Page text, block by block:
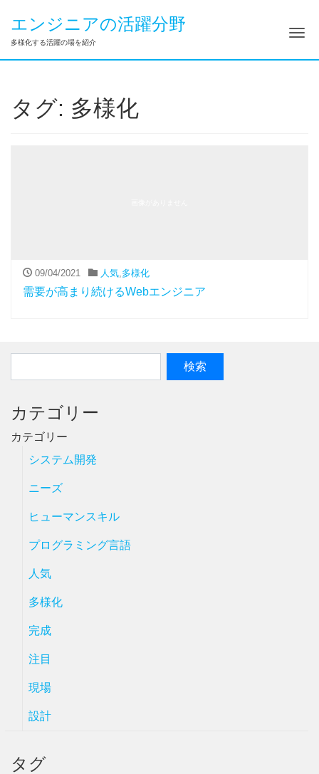
エンジニアの活躍分野
多様化する活躍の場を紹介 ナ
タグ: 多様化
09/04/2021 人気,多様化
需要が高まり続けるWebエンジニア
カテゴリー
カテゴリー
システム開発
ニーズ
ヒューマンスキル
プログラミング言語
人気
多様化
完成
注目
現場
設計
タグ